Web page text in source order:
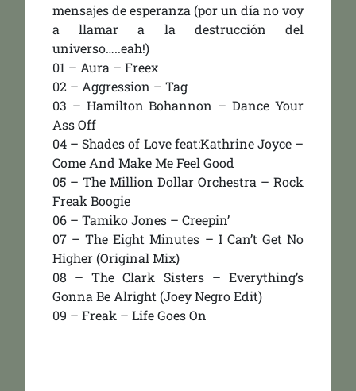
mensajes de esperanza (por un día no voy
a llamar a la destrucción del
universo…..eah!)
01 – Aura – Freex
02 – Aggression – Tag
03 – Hamilton Bohannon – Dance Your
Ass Off
04 – Shades of Love feat:Kathrine Joyce –
Come And Make Me Feel Good
05 – The Million Dollar Orchestra – Rock
Freak Boogie
06 – Tamiko Jones – Creepin’
07 – The Eight Minutes – I Can’t Get No
Higher (Original Mix)
08 – The Clark Sisters – Everything’s
Gonna Be Alright (Joey Negro Edit)
09 – Freak – Life Goes On